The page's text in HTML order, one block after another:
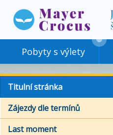
Pobyty s výlety
Titulní stránka
Zájezdy dle termínů
Last moment